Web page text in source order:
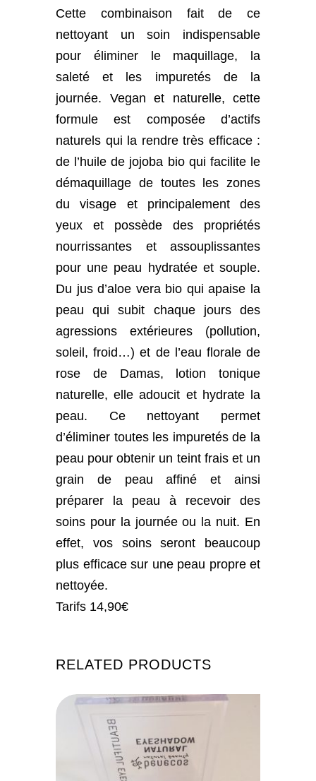
Cette combinaison fait de ce
nettoyant un soin indispensable
pour éliminer le maquillage, la
saleté et les impuretés de la
journée. Vegan et naturelle, cette
formule est composée d’actifs
naturels qui la rendre très efficace :
de l’huile de jojoba bio qui facilite le
démaquillage de toutes les zones
du visage et principalement des
yeux et possède des propriétés
nourrissantes et assouplissantes
pour une peau hydratée et souple.
Du jus d’aloe vera bio qui apaise la
peau qui subit chaque jours des
agressions extérieures (pollution,
soleil, froid…) et de l’eau florale de
rose de Damas, lotion tonique
naturelle, elle adoucit et hydrate la
peau. Ce nettoyant permet
d’éliminer toutes les impuretés de la
peau pour obtenir un teint frais et un
grain de peau affiné et ainsi
préparer la peau à recevoir des
soins pour la journée ou la nuit. En
effet, vos soins seront beaucoup
plus efficace sur une peau propre et
nettoyée.
Tarifs 14,90€
RELATED PRODUCTS